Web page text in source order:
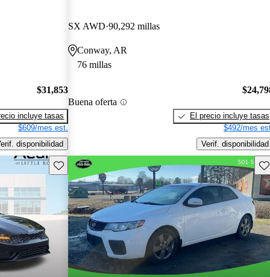
$31,853
incluye tasas
$609/mes est.
disponibilidad
SX AWD 90,292 millas
Conway, AR
76 millas
Buena oferta
El precio incluye tasas
$492/mes
Verif. disponibilidad
Guarda este Aviso